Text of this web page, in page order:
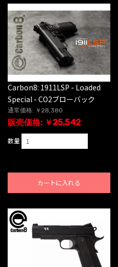
Carbon8: 1911LSP - Loaded
Special - CO2ブローバック
通常価格: ￥28,380
販売価格: ￥25,542
数量
カートに入れる